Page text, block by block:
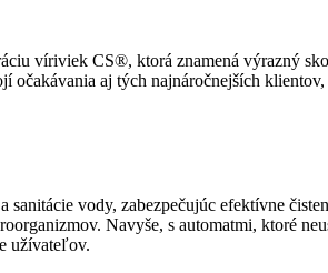
víriviek CS®, ktorá znamená výrazný
očakávania aj tých najnáročnejších
sanitácie vody, zabezpečujúc efektívne
Navyše, s automatmi, ktoré
užívateľov.